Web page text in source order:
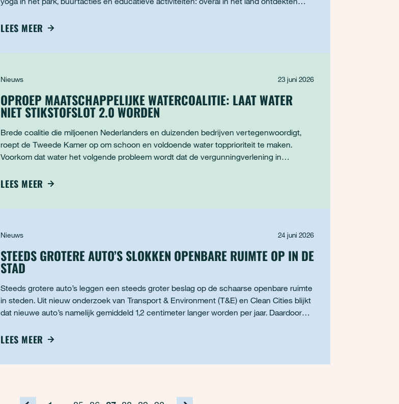
LEES MEER
Nieuws 23 juni 2026
OPROEP MAATSCHAPPELIJKE WATERCOALITIE: LAAT WATER
NIET STIKSTOFSLOT 2.0 WORDEN
Brede coalitie die miljoenen Nederlanders en duizenden bedrijven vertegenwoordigt,
roept de Tweede Kamer op om schoon en voldoende water topprioriteit te maken.
Voorkom dat water het volgende probleem wordt dat de vergunningverlening in
LEES MEER
Nieuws 24 juni 2026
STEEDS GROTERE AUTO’S SLOKKEN OPENBARE RUIMTE OP IN DE
STAD
Steeds grotere auto’s leggen een steeds groter beslag op de schaarse openbare ruimte
in steden. Uit nieuw onderzoek van Transport & Environment (T&E) en Clean Cities blijkt
dat nieuwe auto’s namelijk gemiddeld 1,2 centimeter langer worden per jaar. Daardoor
LEES MEER